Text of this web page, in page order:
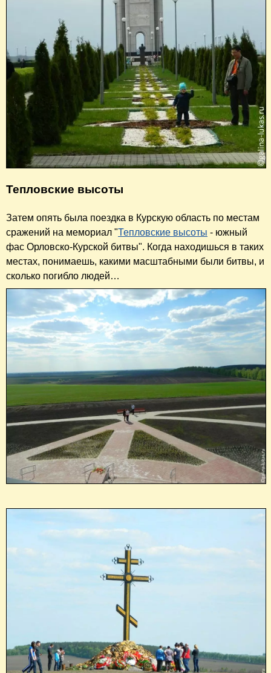
Тепловские высоты
Затем опять была поездка в Курскую область по местам
сражений на мемориал "Тепловские высоты - южный
фас Орловско-Курской битвы". Когда находишься в таких
местах, понимаешь, какими масштабными были битвы, и
сколько погибло людей…